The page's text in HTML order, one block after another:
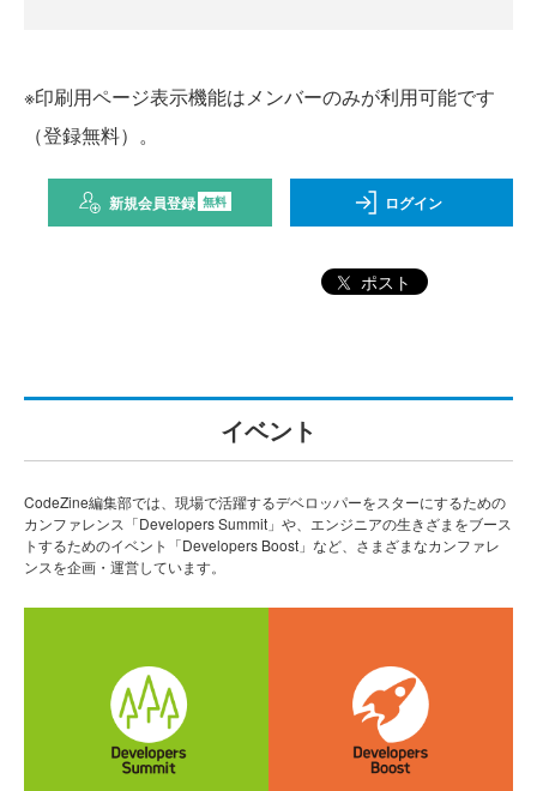
※印刷用ページ表示機能はメンバーのみが利用可能です
（登録無料）。
新規会員登録 無料 ログイン
ポスト
イベント
CodeZine編集部では、現場で活躍するデベロッパーをスターにするための
カンファレンス「Developers Summit」や、エンジニアの生きざまをブース
トするためのイベント「Developers Boost」など、さまざまなカンファレ
ンスを企画・運営しています。